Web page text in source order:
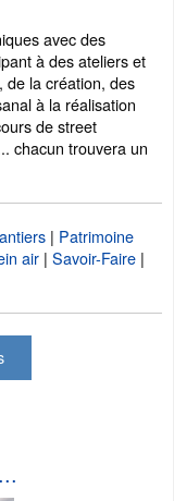
avec des
à des ateliers et
de la création, des
à la réalisation
de street
chacun trouvera un
| Patrimoine
air| Savoir-Faire|